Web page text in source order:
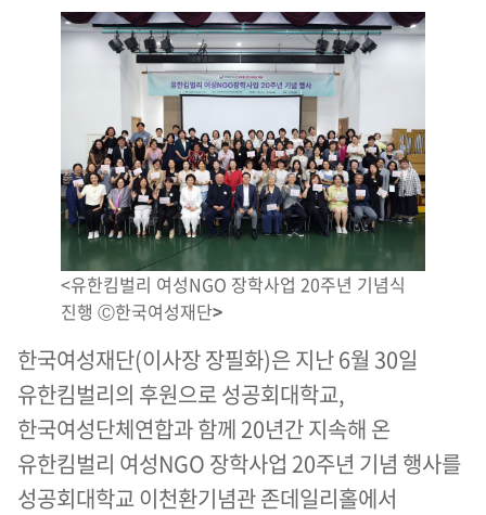
<유한킴벌리 여성NGO 장학사업 20주년 기념식
진행 Ⓒ한국여성재단>
한국여성재단(이사장 장필화)은 지난 6월 30일
유한킴벌리의 후원으로 성공회대학교,
한국여성단체연합과 함께 20년간 지속해 온
유한킴벌리 여성NGO 장학사업 20주년 기념 행사를
성공회대학교 이천환기념관 존데일리홀에서